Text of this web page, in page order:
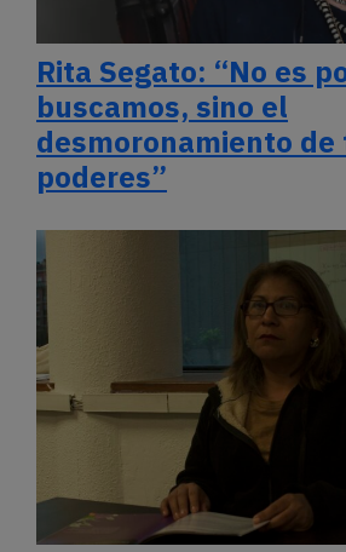
Rita Segato: “No es
buscamos, sino el
desmoronamiento de
poderes”